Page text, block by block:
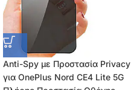
Anti-Spy με Προστασία Privacy
για OnePlus Nord CE4 Lite 5G